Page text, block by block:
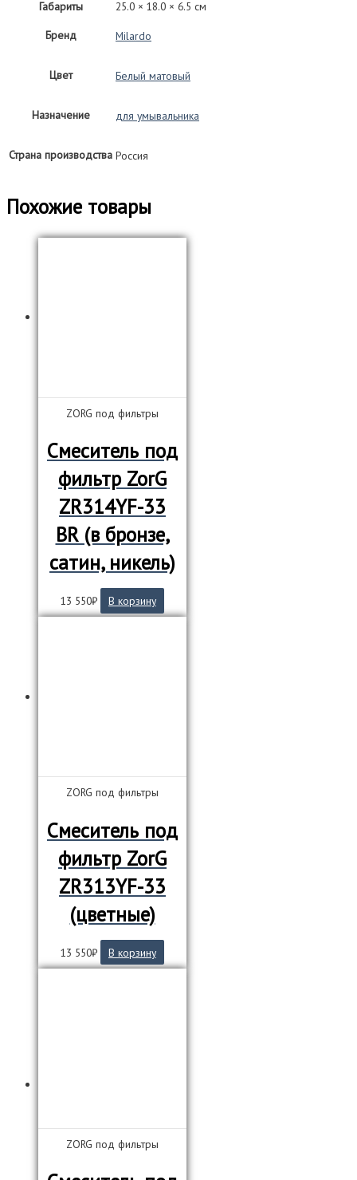
Габариты
25.0 × 18.0 × 6.5 см
Бренд
Milardo
Цвет Белый матовый
Назначение для умывальника
Страна производства Россия
Похожие товары
ZORG под фильтры
Смеситель под
фильтр ZorG
ZR314YF-33
BR (в бронзе,
сатин, никель)
13 550₽ В корзину
ZORG под фильтры
Смеситель под
фильтр ZorG
ZR313YF-33
(цветные)
13 550₽ В корзину
ZORG под фильтры